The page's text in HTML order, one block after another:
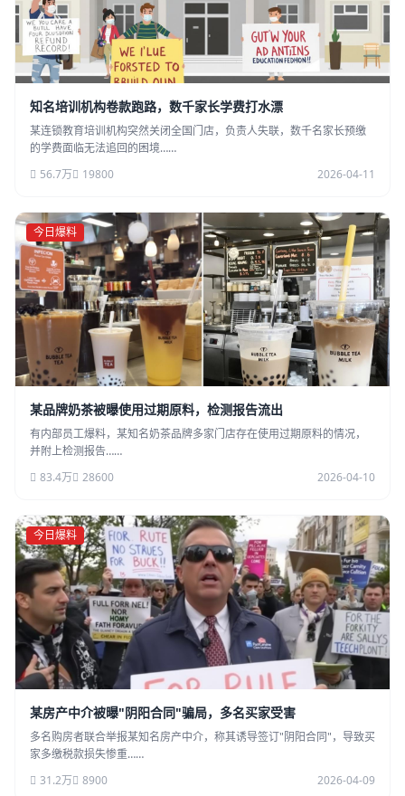
知名培训机构卷款跑路，数千家长学费打水漂
某连锁教育培训机构突然关闭全国门店，负责人失联，数千名家长预缴
的学费面临无法追回的困境……
56.7万
19800 2026-04-11
今日爆料
某品牌奶茶被曝使用过期原料，检测报告流出
有内部员工爆料，某知名奶茶品牌多家门店存在使用过期原料的情况，
并附上检测报告……
83.4万
28600 2026-04-10
今日爆料
某房产中介被曝"阴阳合同"骗局，多名买家受害
多名购房者联合举报某知名房产中介，称其诱导签订"阴阳合同"，导致买
家多缴税款损失惨重……
31.2万
8900 2026-04-09